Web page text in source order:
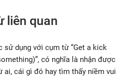
liên quan
sử dụng với cụm từ “Get a kick
có nghĩa là nhận được
ai, cái gì đó hay tìm thấy niềm vui